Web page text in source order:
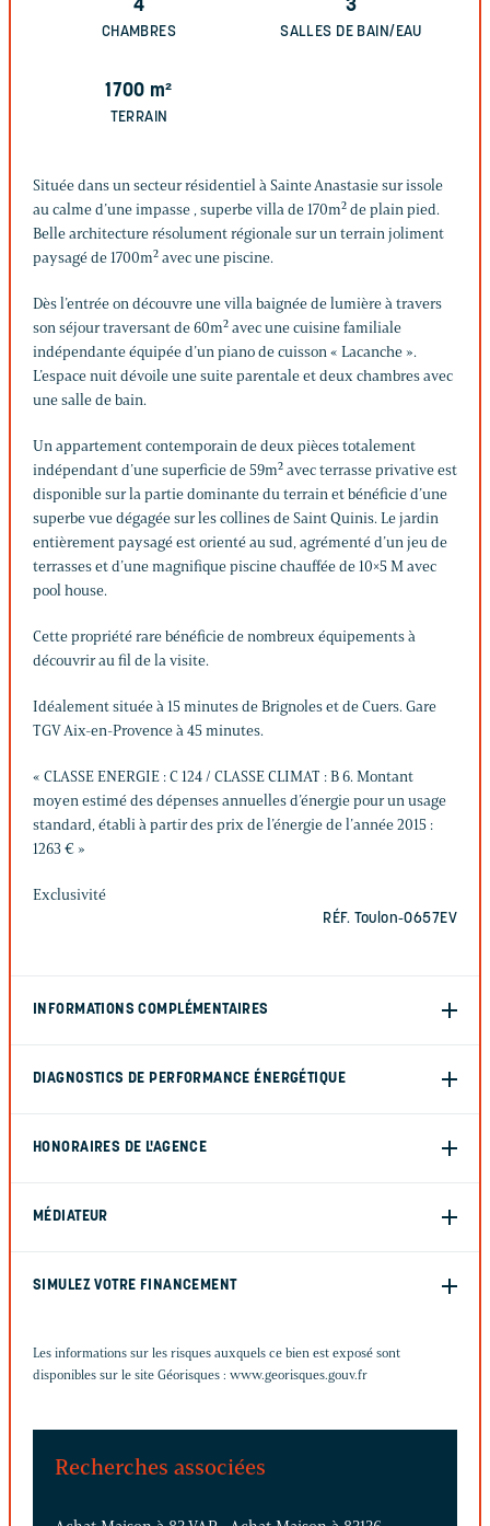
4
CHAMBRES
3
SALLES DE BAIN/EAU
1700 m²
TERRAIN
Située dans un secteur résidentiel à Sainte Anastasie sur issole
au calme d’une impasse , superbe villa de 170m² de plain pied.
Belle architecture résolument régionale sur un terrain joliment
paysagé de 1700m² avec une piscine.
Dès l’entrée on découvre une villa baignée de lumière à travers
son séjour traversant de 60m² avec une cuisine familiale
indépendante équipée d’un piano de cuisson « Lacanche ».
L’espace nuit dévoile une suite parentale et deux chambres avec
une salle de bain.
Un appartement contemporain de deux pièces totalement
indépendant d’une superficie de 59m² avec terrasse privative est
disponible sur la partie dominante du terrain et bénéficie d’une
superbe vue dégagée sur les collines de Saint Quinis. Le jardin
entièrement paysagé est orienté au sud, agrémenté d’un jeu de
terrasses et d’une magnifique piscine chauffée de 10×5 M avec
pool house.
Cette propriété rare bénéficie de nombreux équipements à
découvrir au fil de la visite.
Idéalement située à 15 minutes de Brignoles et de Cuers. Gare
TGV Aix-en-Provence à 45 minutes.
« CLASSE ENERGIE : C 124 / CLASSE CLIMAT : B 6. Montant
moyen estimé des dépenses annuelles d’énergie pour un usage
standard, établi à partir des prix de l’énergie de l’année 2015 :
1263 € »
Exclusivité
RÉF. Toulon-0657EV
INFORMATIONS COMPLÉMENTAIRES
DIAGNOSTICS DE PERFORMANCE ÉNERGÉTIQUE
HONORAIRES DE L'AGENCE
MÉDIATEUR
SIMULEZ VOTRE FINANCEMENT
Les informations sur les risques auxquels ce bien est exposé sont
disponibles sur le site Géorisques : www.georisques.gouv.fr
Recherches associées